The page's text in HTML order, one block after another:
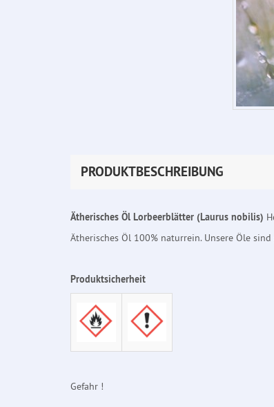
PRODUKTBESCHREIBUNG
Ätherisches Öl Lorbeerblätter (Laurus nobilis)
Ätherisches Öl 100% naturrein. Unsere Öle
Produktsicherheit
Gefahr !